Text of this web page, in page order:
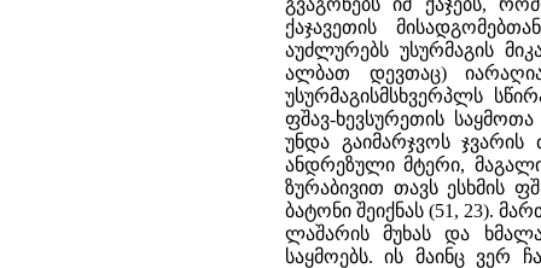
გვაგონებს იმ ქაჯებს,
ქაჯავეთის
აუძლურებს უსურმაგის
ალბათ დევთაც)
უსურმაგისმსხვერპლს
ფშავ-ხევსურეთის
უნდა გაიმარჯვოს
ანდრეზული მტერი,
ზურაბივით თავს ესხმის
ბატონი შეიქნას (51, 23).
ლაშარის მუხას და
საყმოებს. ის მაინც ვერ